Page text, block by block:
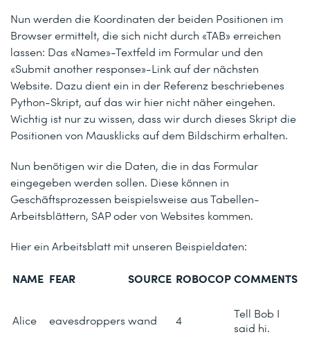
Nun werden die Koordinaten der beiden Positionen im
Browser ermittelt, die sich nicht durch «TAB» erreichen
lassen: Das «Name»-Textfeld im Formular und den
«Submit another response»-Link auf der nächsten
Website. Dazu dient ein in der Referenz beschriebenes
Python-Skript, auf das wir hier nicht näher eingehen.
Wichtig ist nur zu wissen, dass wir durch dieses Skript die
Positionen von Mausklicks auf dem Bildschirm erhalten.
Nun benötigen wir die Daten, die in das Formular
eingegeben werden sollen. Diese können in
Geschäftsprozessen beispielsweise aus Tabellen-
Arbeitsblättern, SAP oder von Websites kommen.
Hier ein Arbeitsblatt mit unseren Beispieldaten:
NAME FEAR SOURCE ROBOCOPCOMMENTS
Alice eavesdroppers wand 4
Tell Bob I
said hi.